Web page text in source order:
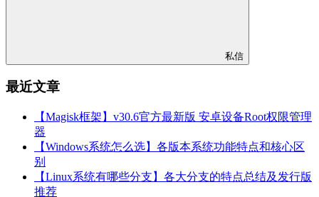
私信
最近文章
【Magisk框架】v30.6官方最新版 安卓设备Root权限管理
器
【Windows系统怎么选】各版本系统功能特点和核心区
别
【Linux系统有哪些分支】各大分支的特点总结及发行版
推荐